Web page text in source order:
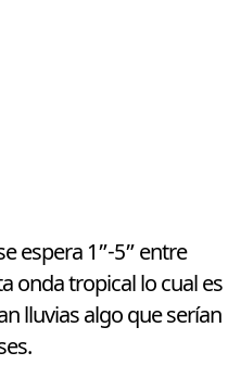
espera 1”-5” entre
onda tropical lo cual es
lluvias algo que serían